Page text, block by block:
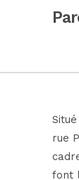
rue
font